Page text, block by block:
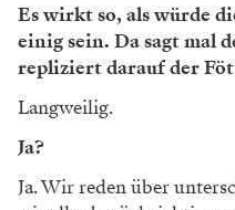
Es wirkt so, als würde
einig sein. Da sagt mal
repliziert darauf der
Langweilig.
Ja?
Ja. Wir reden über